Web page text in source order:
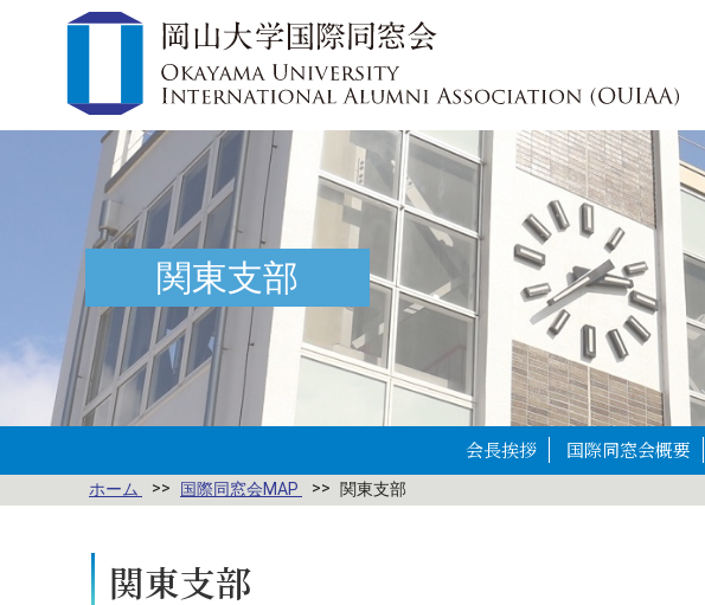
関東支部
会長挨拶 国際同窓会概要
ホーム 国際同窓会MAP 関東支部
関東支部